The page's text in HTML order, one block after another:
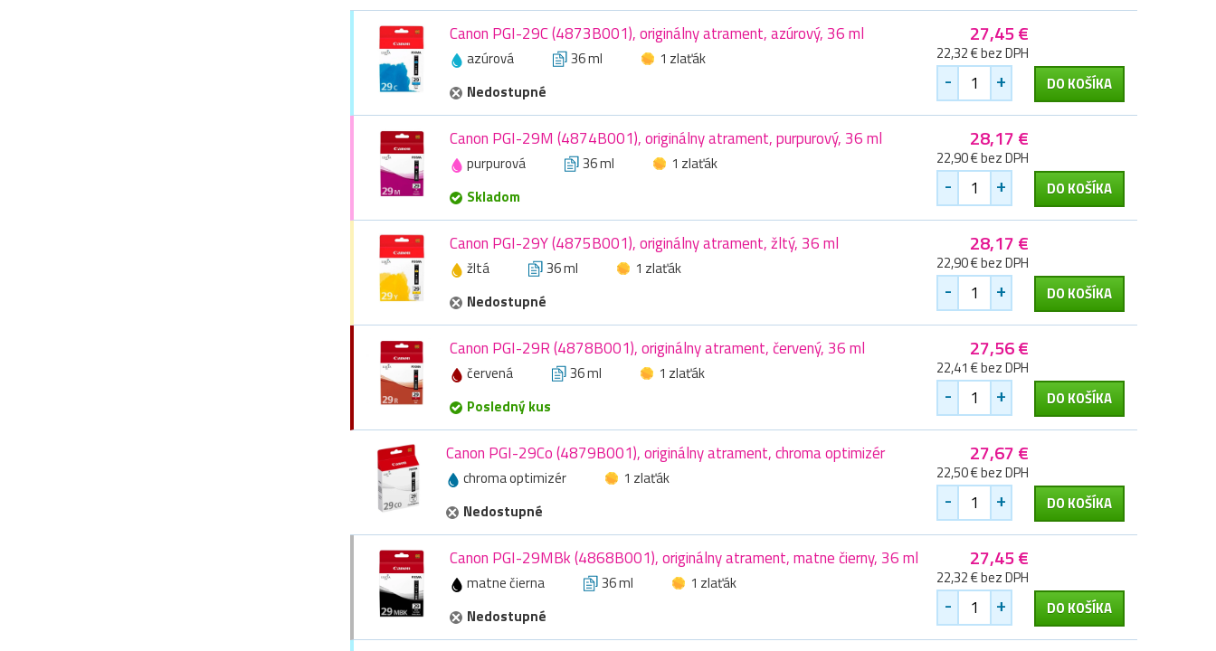
Canon PGI-29C (4873B001), originálny atrament, azúrový, 36 ml
azúrová 36 ml
1 zlaťák
Nedostupné
27,45 €
22,32 € bez DPH
- + DO KOŠÍKA
Canon PGI-29M (4874B001), originálny atrament, purpurový, 36 ml
purpurová 36 ml
1 zlaťák
Skladom
28,17 €
22,90 € bez DPH
- + DO KOŠÍKA
Canon PGI-29Y (4875B001), originálny atrament, žltý, 36 ml
žltá 36 ml
1 zlaťák
Nedostupné
28,17 €
22,90 € bez DPH
- + DO KOŠÍKA
Canon PGI-29R (4878B001), originálny atrament, červený, 36 ml
červená 36 ml
1 zlaťák
Posledný kus
27,56 €
22,41 € bez DPH
- + DO KOŠÍKA
Canon PGI-29Co (4879B001), originálny atrament, chroma optimizér
chroma optimizér
1 zlaťák
Nedostupné
27,67 €
22,50 € bez DPH
- + DO KOŠÍKA
Canon PGI-29MBk (4868B001), originálny atrament, matne čierny, 36 ml
matne čierna 36 ml
1 zlaťák
Nedostupné
27,45 €
22,32 € bez DPH
- + DO KOŠÍKA